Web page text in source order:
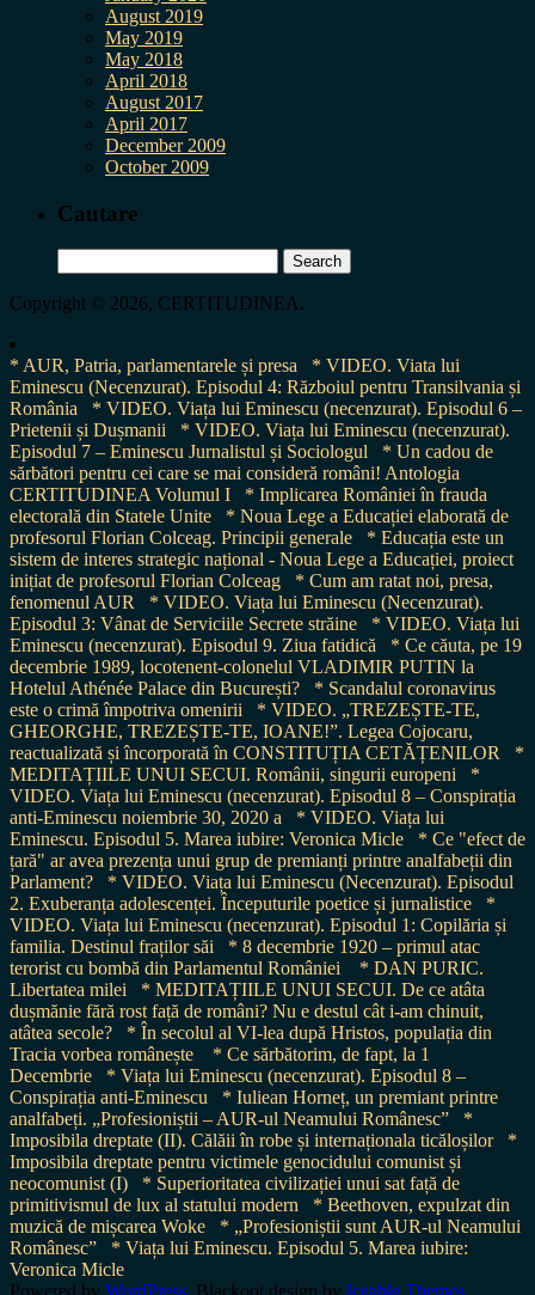
August 2019
May 2019
May 2018
April 2018
August 2017
April 2017
December 2009
October 2009
Cautare
for:
Copyright © 2026, CERTITUDINEA.
* AUR, Patria, parlamentarele și presa
* VIDEO. Viata lui
Eminescu (Necenzurat). Episodul 4: Războiul pentru Transilvania și
România
* VIDEO. Viața lui Eminescu (necenzurat). Episodul 6 –
Prietenii și Dușmanii
* VIDEO. Viața lui Eminescu (necenzurat).
Episodul 7 – Eminescu Jurnalistul și Sociologul
* Un cadou de
sărbători pentru cei care se mai consideră români! Antologia
CERTITUDINEA Volumul I
* Implicarea României în frauda
electorală din Statele Unite
* Noua Lege a Educației elaborată de
profesorul Florian Colceag. Principii generale
* Educația este un
sistem de interes strategic național - Noua Lege a Educației, proiect
inițiat de profesorul Florian Colceag
* Cum am ratat noi, presa,
fenomenul AUR
* VIDEO. Viața lui Eminescu (Necenzurat).
Episodul 3: Vânat de Serviciile Secrete străine
* VIDEO. Viața lui
Eminescu (necenzurat). Episodul 9. Ziua fatidică
* Ce căuta, pe 19
decembrie 1989, locotenent-colonelul VLADIMIR PUTIN la
Hotelul Athénée Palace din București?
* Scandalul coronavirus
este o crimă împotriva omenirii
* VIDEO. „TREZEȘTE-TE,
GHEORGHE, TREZEȘTE-TE, IOANE!”. Legea Cojocaru,
reactualizată și încorporată în CONSTITUȚIA CETĂȚENILOR
*
MEDITAȚIILE UNUI SECUI. Românii, singurii europeni
*
VIDEO. Viața lui Eminescu (necenzurat). Episodul 8 – Conspirația
anti-Eminescu noiembrie 30, 2020 a
* VIDEO. Viața lui
Eminescu. Episodul 5. Marea iubire: Veronica Micle
* Ce "efect de
țară" ar avea prezența unui grup de premianți printre analfabeții din
Parlament?
* VIDEO. Viața lui Eminescu (Necenzurat). Episodul
2. Exuberanța adolescenței. Începuturile poetice și jurnalistice
*
VIDEO. Viața lui Eminescu (necenzurat). Episodul 1: Copilăria și
familia. Destinul fraților săi
* 8 decembrie 1920 – primul atac
terorist cu bombă din Parlamentul României
* DAN PURIC.
Libertatea milei
* MEDITAȚIILE UNUI SECUI. De ce atâta
dușmănie fără rost față de români? Nu e destul cât i-am chinuit,
atâtea secole?
* În secolul al VI-lea după Hristos, populația din
Tracia vorbea românește
* Ce sărbătorim, de fapt, la 1
Decembrie
* Viața lui Eminescu (necenzurat). Episodul 8 –
Conspirația anti-Eminescu
* Iuliean Horneț, un premiant printre
analfabeți. „Profesioniștii – AUR-ul Neamului Românesc”
*
Imposibila dreptate (II). Călăii în robe și internaționala ticăloșilor
*
Imposibila dreptate pentru victimele genocidului comunist și
neocomunist (I)
* Superioritatea civilizației unui sat față de
primitivismul de lux al statului modern
* Beethoven, expulzat din
muzică de mișcarea Woke
* „Profesioniștii sunt AUR-ul Neamului
Românesc”
* Viața lui Eminescu. Episodul 5. Marea iubire:
Veronica Micle